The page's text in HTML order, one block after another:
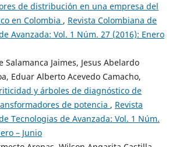
de distribución en una empresa del
en Colombia , Revista Colombiana de
Avanzada: Vol. 1 Núm. 27 (2016): Enero
Salamanca Jaimes, Jesus Abelardo
Eduar Alberto Acevedo Camacho,
y árboles de diagnóstico de
de potencia , Revista
Tecnologias de Avanzada: Vol. 1 Núm.
– Junio